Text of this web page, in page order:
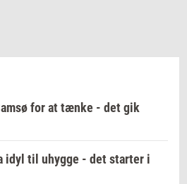
for at tænke - det gik
idyl til uhygge - det starter i